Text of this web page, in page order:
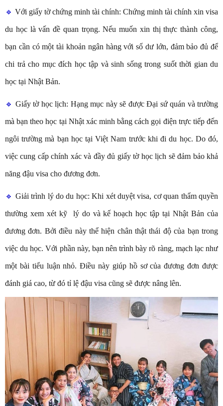
🔹 Với giấy tờ chứng minh tài chính: Chứng minh tài chính xin visa
du học là vấn đề quan trọng. Nếu muốn xin thị thực thành công,
bạn cần có một tài khoản ngân hàng với số dư lớn, đảm bảo đủ để
chi trả cho mục đích học tập và sinh sống trong suốt thời gian du
học tại Nhật Bản.
🔹 Giấy tờ học lịch: Hạng mục này sẽ được Đại sứ quán và trường
mà bạn theo học tại Nhật xác minh bằng cách gọi điện trực tiếp đến
ngôi trường mà bạn học tại Việt Nam trước khi đi du học. Do đó,
việc cung cấp chính xác và đầy đủ giấy tờ học lịch sẽ đảm bảo khả
năng đậu visa cho đương đơn.
🔹 Giải trình lý do du học: Khi xét duyệt visa, cơ quan thẩm quyền
thường xem xét kỹ lý do và kế hoạch học tập tại Nhật Bản của
đương đơn. Bởi điều này thể hiện chân thật thái độ của bạn trong
việc du học. Với phần này, bạn nên trình bày rõ ràng, mạch lạc như
một bài tiểu luận nhỏ. Điều này giúp hồ sơ của đương đơn được
đánh giá cao, từ đó tỉ lệ đậu visa cũng sẽ được nâng lên.